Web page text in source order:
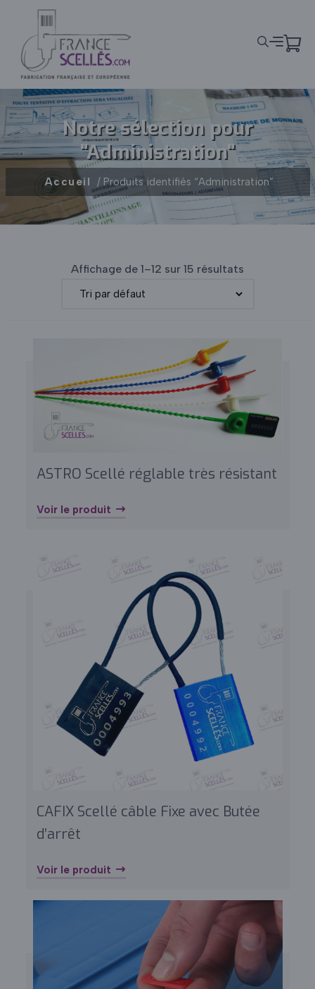
Panneau de gestion des cookies
Notre sélection pour
"Administration"
Accueil / Produits identifiés “Administration”
Affichage de 1–12 sur 15 résultats
ASTRO Scellé réglable très résistant
Voir le produit
CAFIX Scellé câble Fixe avec Butée
d’arrêt
Voir le produit